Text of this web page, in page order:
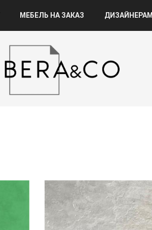
МЕБЕЛЬ НА ЗАКАЗ ДИЗАЙНЕРАМ